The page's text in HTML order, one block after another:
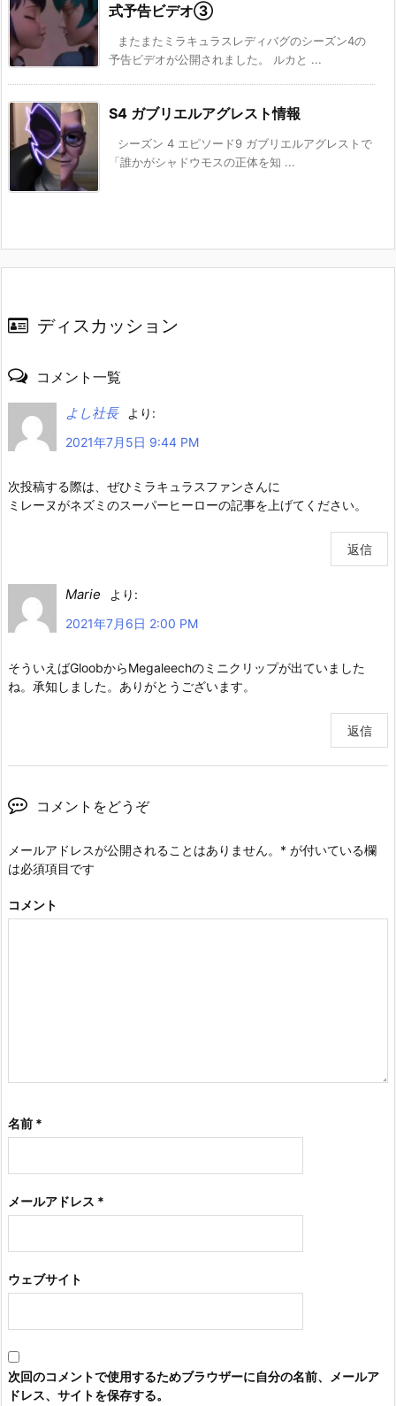
式予告ビデオ③
またまたミラキュラスレディバグのシーズン4の
予告ビデオが公開されました。 ルカと ...
S4 ガブリエルアグレスト情報
シーズン 4 エピソード9 ガブリエルアグレストで
「誰かがシャドウモスの正体を知 ...
ディスカッション
コメント一覧
よし社長
より:
2021年7月5日 9:44 PM
次投稿する際は、ぜひミラキュラスファンさんに
ミレーヌがネズミのスーパーヒーローの記事を上げてください。
返信
Marie
より:
2021年7月6日 2:00 PM
そういえばGloobからMegaleechのミニクリップが出ていました
ね。承知しました。ありがとうございます。
返信
コメントをどうぞ
メールアドレスが公開されることはありません。 * が付いている欄
は必須項目です
コメント
名前 *
メールアドレス *
ウェブサイト
次回のコメントで使用するためブラウザーに自分の名前、メールア
ドレス、サイトを保存する。